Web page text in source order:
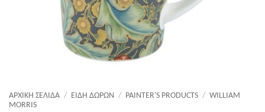
ΑΡΧΙΚΉ ΣΕΛΊΔΑ / ΕΊΔΗ ΔΏΡΩΝ / PAINTER'S PRODUCTS / WILLIAM
MORRIS